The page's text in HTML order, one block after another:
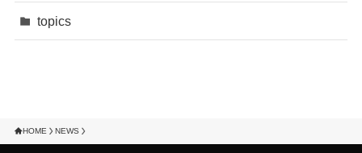
topics
HOME NEWS